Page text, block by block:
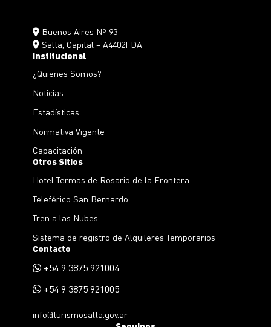
Buenos Aires Nº 93
Salta, Capital – A4402FDA
Institucional
¿Quienes Somos?
Noticias
Estadísticas
Normativa Vigente
Capacitación
Otros Sitios
Hotel Termas de Rosario de la Frontera
Teleférico San Bernardo
Tren a las Nubes
Sistema de registro de Alquileres Temporarios
Contacto
+54 9 3875 921004
+54 9 3875 921005
info@turismosalta.gov.ar